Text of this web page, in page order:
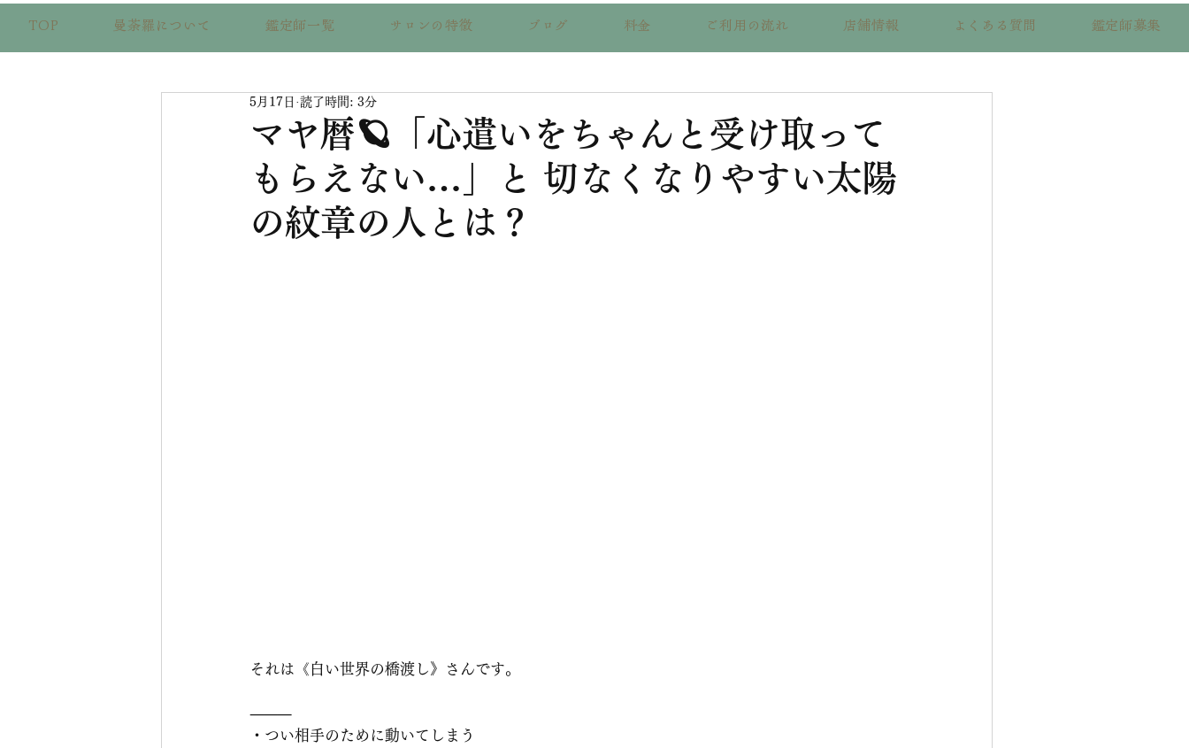
TOP 曼荼羅について 鑑定師一覧 サロンの特徴 ブログ 料金 ご利用の流れ 店舗情報 よくある質問 鑑定師募集
マヤ暦🪐「心遣いをちゃんと受け取って
もらえない…」と 切なくなりやすい太陽
の紋章の人とは？
5月17日 読了時間: 3分
それは《白い世界の橋渡し》さんです。
⸻
・つい相手のために動いてしまう